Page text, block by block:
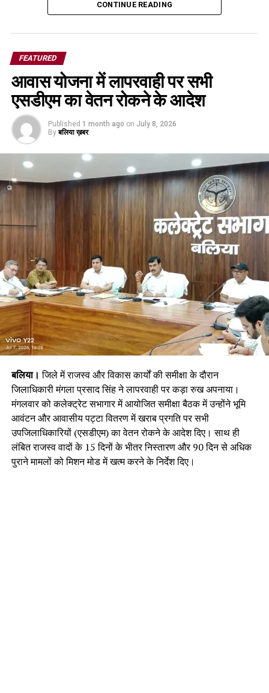
CONTINUE READING
FEATURED
आवास योजना में लापरवाही पर सभी
एसडीएम का वेतन रोकने के आदेश
Published 1 month ago on July 8, 2026
By बलिया ख़बर
बलिया। जिले में राजस्व और विकास कार्यों की समीक्षा के दौरान
जिलाधिकारी मंगला प्रसाद सिंह ने लापरवाही पर कड़ा रुख अपनाया।
मंगलवार को कलेक्ट्रेट सभागार में आयोजित समीक्षा बैठक में उन्होंने भूमि
आवंटन और आवासीय पट्टा वितरण में खराब प्रगति पर सभी
उपजिलाधिकारियों (एसडीएम) का वेतन रोकने के आदेश दिए। साथ ही
लंबित राजस्व वादों के 15 दिनों के भीतर निस्तारण और 90 दिन से अधिक
पुराने मामलों को मिशन मोड में खत्म करने के निर्देश दिए।